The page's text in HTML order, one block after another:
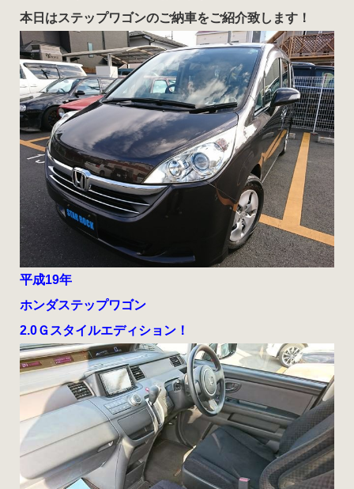
本日はステップワゴンのご納車をご紹介致します！
平成19年
ホンダステップワゴン
2.0Ｇスタイルエディション！